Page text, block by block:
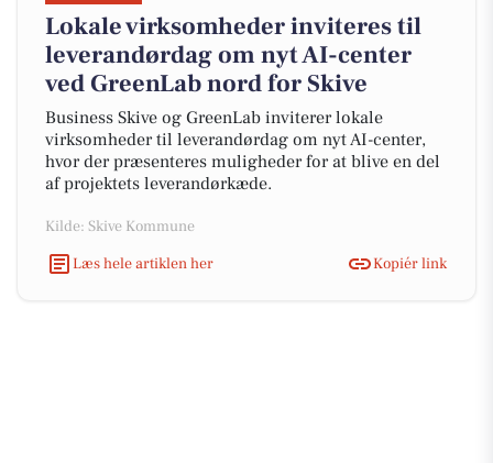
Lokale virksomheder inviteres til
leverandørdag om nyt AI-center
ved GreenLab nord for Skive
Business Skive og GreenLab inviterer lokale
virksomheder til leverandørdag om nyt AI-center,
hvor der præsenteres muligheder for at blive en del
af projektets leverandørkæde.
Kilde: Skive Kommune
Læs hele artiklen her
Kopiér link